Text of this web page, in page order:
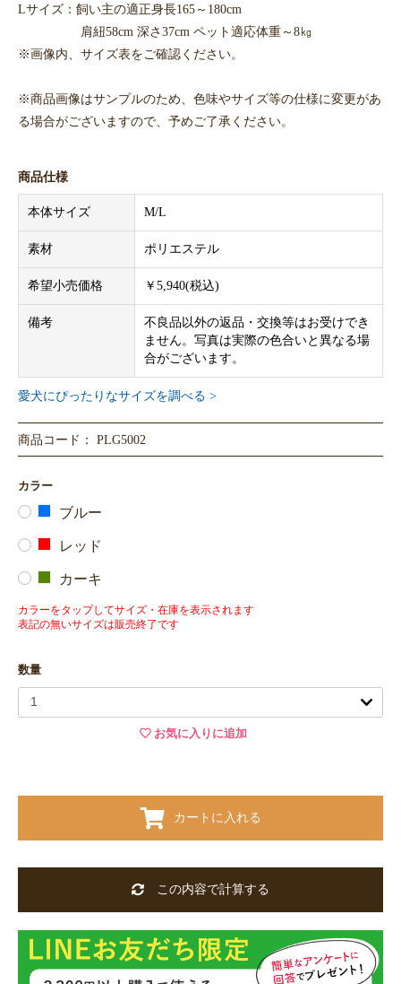
Lサイズ：飼い主の適正身長165～180cm
肩紐58cm 深さ37cm ペット適応体重～8㎏
※画像内、サイズ表をご確認ください。
※商品画像はサンプルのため、色味やサイズ等の仕様に変更があ
る場合がございますので、予めご了承ください。
商品仕様
本体サイズ M/L
素材 ポリエステル
希望小売価格 ￥5,940(税込)
備考
不良品以外の返品・交換等はお受けでき
ません。写真は実際の色合いと異なる場
合がございます。
愛犬にぴったりなサイズを調べる >
商品コード： PLG5002
カラー
ブルー
レッド
カーキ
カラーをタップしてサイズ・在庫を表示されます
表記の無いサイズは販売終了です
数量
お気に入りに追加
カートに入れる
この内容で計算する